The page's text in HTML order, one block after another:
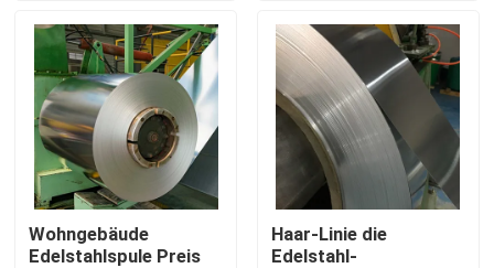
Edelstahlstreifen
Edelstahlblech-Platte
dekoratives Blatt des Edelstahls
Edelstahl gegen Gelbfärbung
Wohngebäude
Edelstahlspule Preis
Haar-Linie die
Edelstahl-